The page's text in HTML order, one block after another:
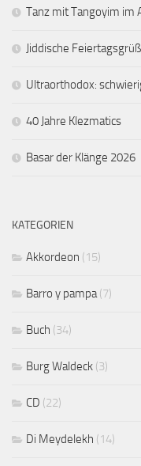
Tanz mit Tangoyim im
Jiddische
Ultraorthodox:
40 Jahre Klezmatics
Basar der Klänge 2026
KATEGORIEN
Akkordeon (15)
Barro y pampa(7)
Buch (34)
Burg Waldeck (3)
CD (22)
Di Meydelekh (14)